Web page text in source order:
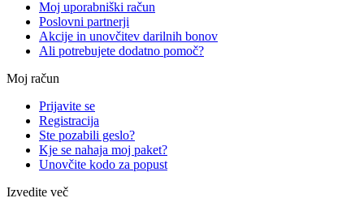
Moj uporabniški račun
Poslovni partnerji
Akcije in unovčitev darilnih bonov
Ali potrebujete dodatno pomoč?
Moj račun
Prijavite se
Registracija
Ste pozabili geslo?
Kje se nahaja moj paket?
Unovčite kodo za popust
Izvedite več